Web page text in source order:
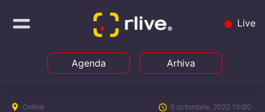
Live
Agenda Arhiva
Online 5 octombrie, 2022 10:00